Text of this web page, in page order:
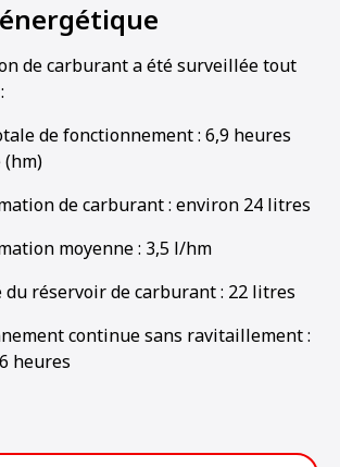
de carburant a été surveillée tout
de fonctionnement : 6,9 heures
(hm)
de carburant : environ 24 litres
moyenne : 3,5 l/hm
du réservoir de carburant : 22 litres
continue sans ravitaillement :
heures